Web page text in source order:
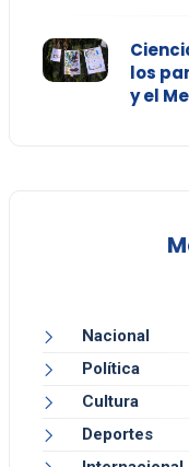
los
y el
Nacional
Política
Cultura
Deportes